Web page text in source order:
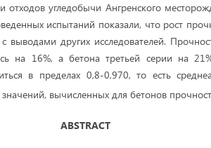
угледобычи Ангренского
испытаний показали, что рост
с выводами других исследователей.
на 16%, а бетона третьей серии на
в пределах 0,8-0,970, то есть
вычисленных для бетонов
ABSTRACT